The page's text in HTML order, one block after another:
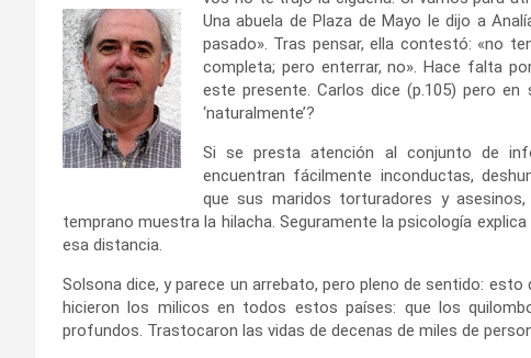
Una abuela de Plaza de Mayo le dijo a
pasado». Tras pensar, ella contestó: «no
completa; pero enterrar, no». Hace falta
este presente. Carlos dice (p.105) pero en
‘naturalmente’?
Si se presta atención al conjunto de
encuentran fácilmente inconductas,
que sus maridos torturadores y
temprano muestra la hilacha. Seguramente la psicología
esa distancia.
Solsona dice, y parece un arrebato, pero pleno de sentido:
hicieron los milicos en todos estos países: que los
profundos. Trastocaron las vidas de decenas de miles de